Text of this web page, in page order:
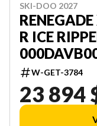
SKI-DOO 2027
R ICE
W-GET-3784
23 894